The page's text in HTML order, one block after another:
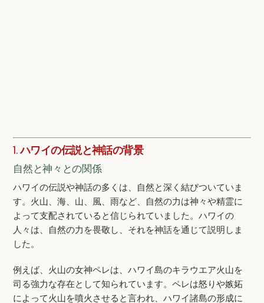
1.ハワイの伝説と神話の背景
自然と神々との関係
ハワイの伝説や神話の多くは、自然と深く結びついていま
す。火山、海、山、風、雨など、自然の力は神々や精霊に
よって支配されていると信じられていました。ハワイの
人々は、自然の力を畏敬し、それを神話を通じて説明しま
した。
例えば、火山の女神ペレは、ハワイ島のキラウエア火山を
司る強力な存在として知られています。ペレは怒りや嫉妬
によって火山を噴火させると言われ、ハワイ諸島の形成に